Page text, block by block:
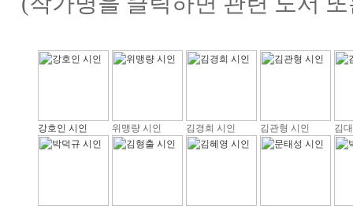
강호인 시인 위맹량 시인 김경희 시인 김관형 시인 김